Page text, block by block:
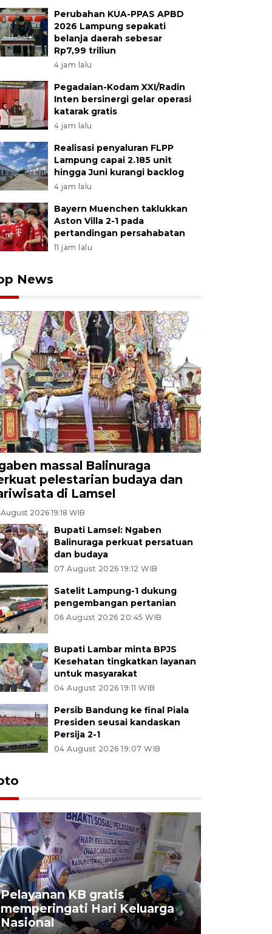
Perubahan KUA-PPAS APBD
2026 Lampung sepakati
belanja daerah sebesar
Rp7,99 triliun
4 jam lalu
Pegadaian-Kodam XXI/Radin
Inten bersinergi gelar operasi
katarak gratis
4 jam lalu
Realisasi penyaluran FLPP
Lampung capai 2.185 unit
hingga Juni kurangi backlog
4 jam lalu
Bayern Muenchen taklukkan
Aston Villa 2-1 pada
pertandingan persahabatan
11 jam lalu
News
massal Balinuraga
pelestarian budaya dan
di Lamsel
2026 19:18 WIB
Bupati Lamsel: Ngaben
Balinuraga perkuat persatuan
dan budaya
07 August 2026 19:12 WIB
Satelit Lampung-1 dukung
pengembangan pertanian
06 August 2026 20:45 WIB
Bupati Lambar minta BPJS
Kesehatan tingkatkan layanan
untuk masyarakat
04 August 2026 19:11 WIB
Persib Bandung ke final Piala
Presiden seusai kandaskan
Persija 2-1
04 August 2026 19:07 WIB
Pelayanan KB gratis
memperingati Hari Keluarga
Nasional